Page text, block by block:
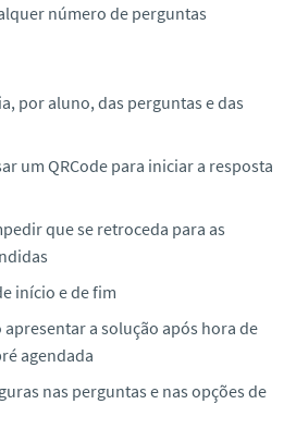
número de perguntas
por aluno, das perguntas e das
um QRCode para iniciar a resposta
que se retroceda para as
início e de fim
a solução após hora de
agendada
nas perguntas e nas opções de